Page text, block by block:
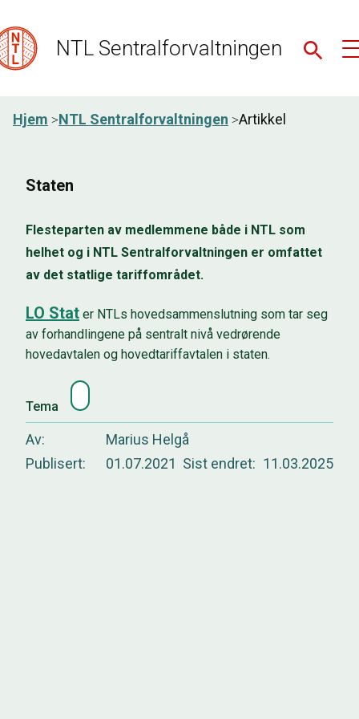
NTL Sentralforvaltningen
Hjem NTL Sentralforvaltningen Artikkel
Staten
Flesteparten av medlemmene både i NTL som
helhet og i NTL Sentralforvaltningen er omfattet
av det statlige tariffområdet.
LO Stat er NTLs hovedsammenslutning som tar seg
av forhandlingene på sentralt nivå vedrørende
hovedavtalen og hovedtariffavtalen i staten.
Tema
Av
Marius Helgå
Publisert
01.07.2021 Sist endret 11.03.2025